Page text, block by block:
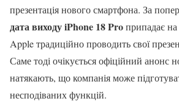
презентація нового смартфона. За
дата виходу iPhone 18 Proприпадає на
Apple традиційно проводить свої
Саме тоді очікується офіційний анонс
натякають, що компанія може
несподіваних функцій.